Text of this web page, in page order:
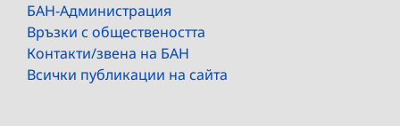
БАН-Администрация
Връзки с обществеността
Контакти/звена на БАН
Всички публикации на сайта